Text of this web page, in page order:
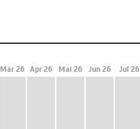
Mär 26 Apr 26 Mai 26 Jun 26 Jul 26